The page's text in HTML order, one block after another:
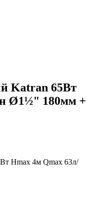
Katran 65Вт
Ø1½" 180мм +
Hmax 4м Qmax 63л/